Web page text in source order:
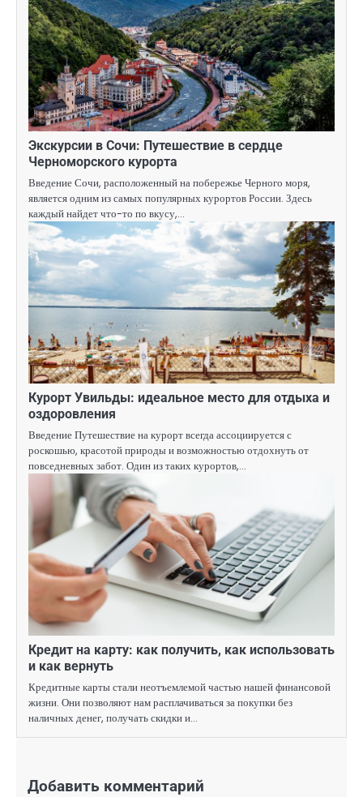
Экскурсии в Сочи: Путешествие в сердце
Черноморского курорта
Введение Сочи, расположенный на побережье Черного моря,
является одним из самых популярных курортов России. Здесь
каждый найдет что-то по вкусу,…
Курорт Увильды: идеальное место для отдыха и
оздоровления
Введение Путешествие на курорт всегда ассоциируется с
роскошью, красотой природы и возможностью отдохнуть от
повседневных забот. Один из таких курортов,…
Кредит на карту: как получить, как использовать
и как вернуть
Кредитные карты стали неотъемлемой частью нашей финансовой
жизни. Они позволяют нам расплачиваться за покупки без
наличных денег, получать скидки и…
Добавить комментарий